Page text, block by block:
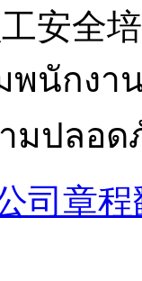
安全
พนักง
มปลอด
司章